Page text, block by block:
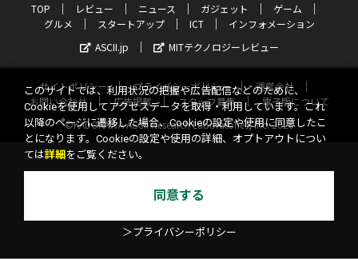
TOP レビュー ニュース ガジェット
ゲーム
グルメ
スタートアップ ICT
インフォメーション
ASCII.jp
MITテクノロジーレビュー
サイトポリシー プライバシーポリシー
運営会社
お問い合わせ
広告掲載 スタッフ募集
電子版について
©KADOKAWA ASCII Research Laboratories, Inc. 2026
このサイトでは、利用状況の把握や広告配信などのために、
Cookieを使用してアクセスデータを取得・利用しています。これ
以降のページに遷移した場合、Cookieの設定や使用に同意したこ
とになります。Cookieの設定や使用の詳細、オプトアウトについ
ては詳細 をご覧ください。
同意する
＞プライバシーポリシー